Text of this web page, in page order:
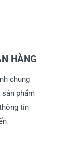
HÀNG
chung
sản phẩm
tin